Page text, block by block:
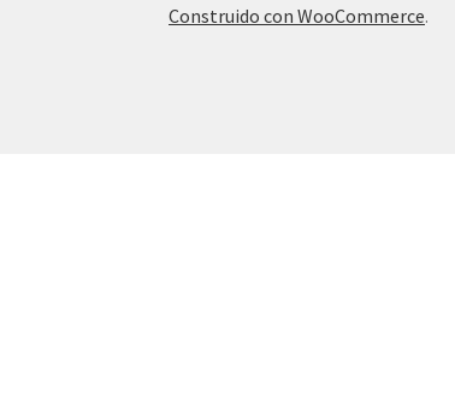
Construido con WooCommerce.